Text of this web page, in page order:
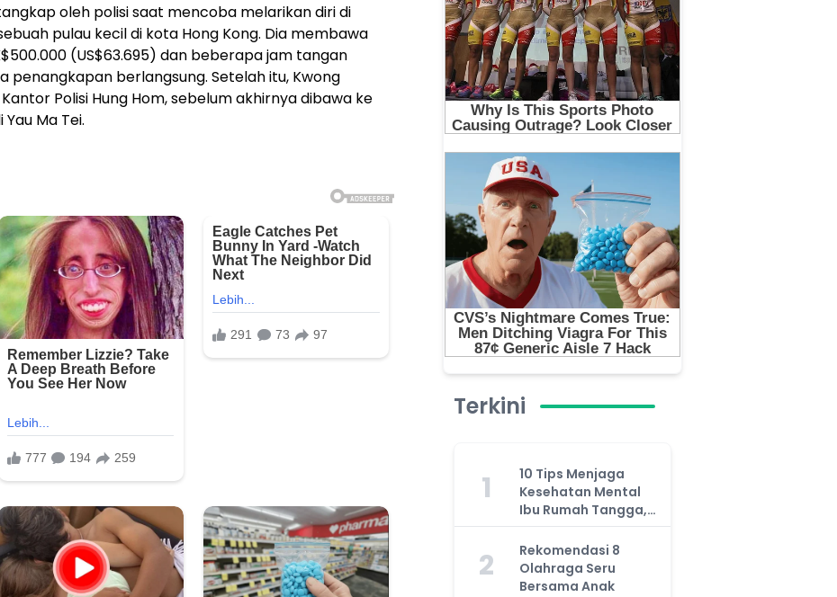
oleh polisi saat mencoba melarikan diri di
pulau kecil di kota Hong Kong. Dia membawa
(US$63.695) dan beberapa jam tangan
penangkapan berlangsung. Setelah itu, Kwong
Polisi Hung Hom, sebelum akhirnya dibawa ke
Ma Tei.
Terkini
1
10 Tips Menjaga
Kesehatan Mental
Ibu Rumah Tangga,
Jangan Anggap
Remeh!
2
Rekomendasi 8
Olahraga Seru
Bersama Anak